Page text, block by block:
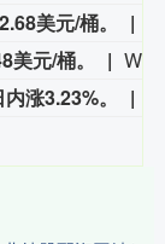
美元/桶。
元/桶。
WTI原油日内涨3%，现报77.48美元/桶。
涨3.23%。